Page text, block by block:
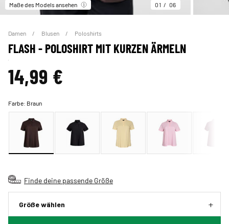
Maße des Models ansehen 01 06
Damen Blusen Poloshirts
FLASH - POLOSHIRT MIT KURZEN ÄRMELN
14,99 €
Farbe: Braun
Finde deine passende Größe
Größe wählen